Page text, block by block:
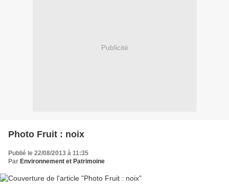
Publicité
Photo Fruit : noix
Publié le 22/08/2013 à 11:35
Par Environnement et Patrimoine